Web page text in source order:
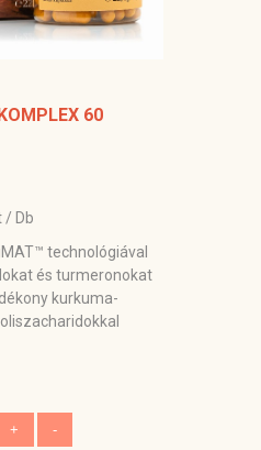
60
/ Db
technológiával
és turmeronokat
kurkuma-